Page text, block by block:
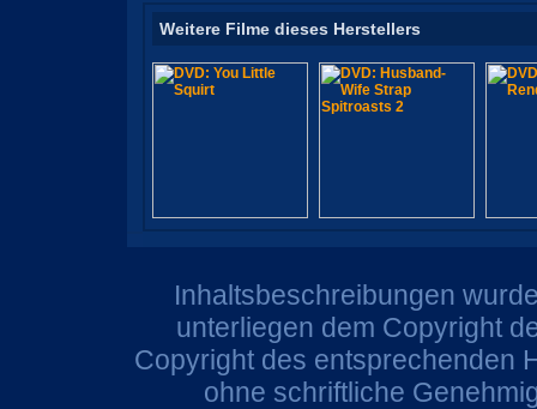
Weitere Filme dieses Herstellers
Inhaltsbeschreibungen
unterliegen dem Copyright
Copyright des entsprechenden
ohne schriftliche